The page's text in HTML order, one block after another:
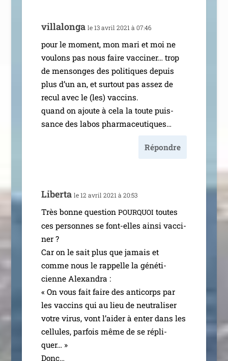
vil­la­lon­ga le 13 avril 2021 à 07:46
pour le moment, mon mari et moi ne
vou­lons pas nous faire vac­ci­ner… trop
de men­songes des poli­tiques depuis
plus d’un an, et sur­tout pas assez de
recul avec le (les) vac­cins.
quand on ajoute à cela la toute puis­
sance des labos pharmaceutiques…
Répondre
Liberta le 12 avril 2021 à 20:53
Très bonne ques­tion POURQUOI toutes
ces per­sonnes se font-elles ain­si vac­ci­
ner ?
Car on le sait plus que jamais et
comme nous le rap­pelle la géné­ti­
cienne Alexandra :
« On vous fait faire des anti­corps par
les vac­cins qui au lieu de neu­tra­li­ser
votre virus, vont l’aider à enter dans les
cel­lules, par­fois même de se répli­
quer… »
Donc…